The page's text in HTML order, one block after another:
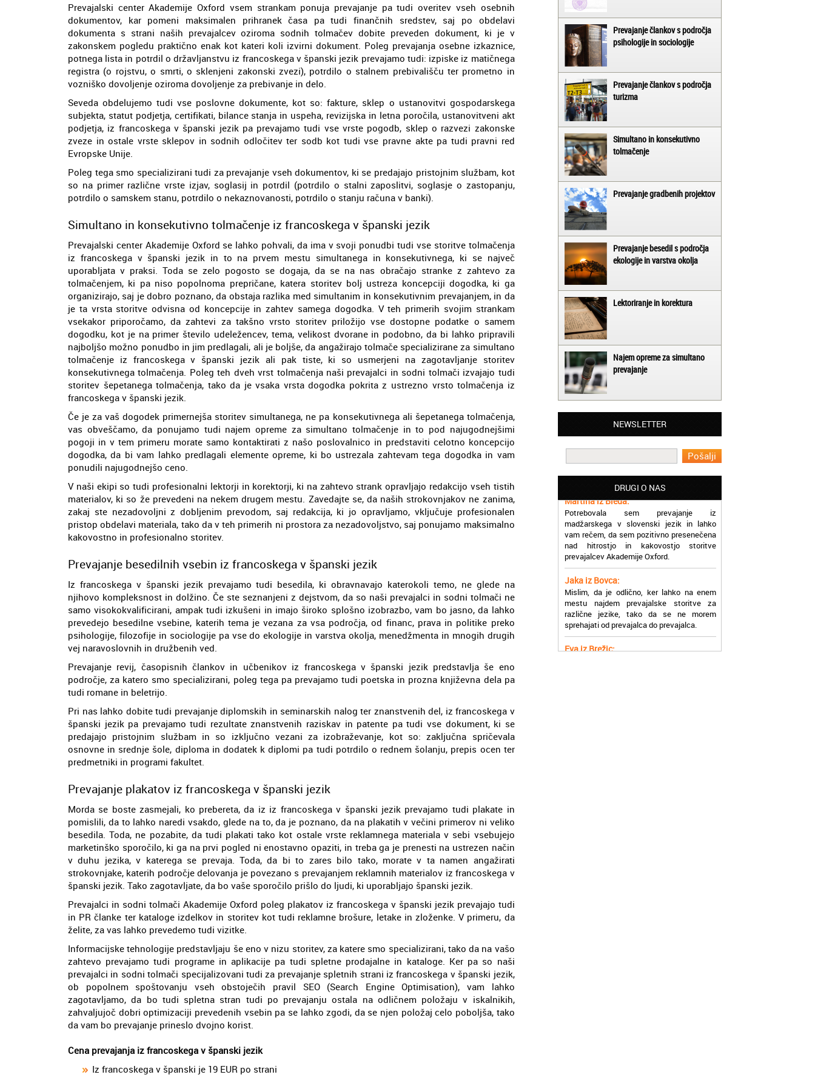
Prevajalski center Akademije Oxford vsem strankam ponuja prevajanje pa tudi overitev vseh osebnih
dokumentov, kar pomeni maksimalen prihranek časa pa tudi finančnih sredstev, saj po obdelavi
dokumenta s strani naših prevajalcev oziroma sodnih tolmačev dobite preveden dokument, ki je v
zakonskem pogledu praktično enak kot kateri koli izvirni dokument. Poleg prevajanja osebne izkaznice,
potnega lista in potrdil o državljanstvu iz francoskega v španski jezik prevajamo tudi: izpiske iz matičnega
registra (o rojstvu, o smrti, o sklenjeni zakonski zvezi), potrdilo o stalnem prebivališču ter prometno in
vozniško dovoljenje oziroma dovoljenje za prebivanje in delo.
Seveda obdelujemo tudi vse poslovne dokumente, kot so: fakture, sklep o ustanovitvi gospodarskega
subjekta, statut podjetja, certifikati, bilance stanja in uspeha, revizijska in letna poročila, ustanovitveni akt
podjetja, iz francoskega v španski jezik pa prevajamo tudi vse vrste pogodb, sklep o razvezi zakonske
zveze in ostale vrste sklepov in sodnih odločitev ter sodb kot tudi vse pravne akte pa tudi pravni red
Evropske Unije.
Poleg tega smo specializirani tudi za prevajanje vseh dokumentov, ki se predajajo pristojnim službam, kot
so na primer različne vrste izjav, soglasij in potrdil (potrdilo o stalni zaposlitvi, soglasje o zastopanju,
potrdilo o samskem stanu, potrdilo o nekaznovanosti, potrdilo o stanju računa v banki).
Simultano in konsekutivno tolmačenje iz francoskega v španski jezik
Prevajalski center Akademije Oxford se lahko pohvali, da ima v svoji ponudbi tudi vse storitve tolmačenja
iz francoskega v španski jezik in to na prvem mestu simultanega in konsekutivnega, ki se največ
uporabljata v praksi. Toda se zelo pogosto se dogaja, da se na nas obračajo stranke z zahtevo za
tolmačenjem, ki pa niso popolnoma prepričane, katera storitev bolj ustreza koncepciji dogodka, ki ga
organizirajo, saj je dobro poznano, da obstaja razlika med simultanim in konsekutivnim prevajanjem, in da
je ta vrsta storitve odvisna od koncepcije in zahtev samega dogodka. V teh primerih svojim strankam
vsekakor priporočamo, da zahtevi za takšno vrsto storitev priložijo vse dostopne podatke o samem
dogodku, kot je na primer število udeležencev, tema, velikost dvorane in podobno, da bi lahko pripravili
najboljšo možno ponudbo in jim predlagali, ali je boljše, da angažirajo tolmače specializirane za simultano
tolmačenje iz francoskega v španski jezik ali pak tiste, ki so usmerjeni na zagotavljanje storitev
konsekutivnega tolmačenja. Poleg teh dveh vrst tolmačenja naši prevajalci in sodni tolmači izvajajo tudi
storitev šepetanega tolmačenja, tako da je vsaka vrsta dogodka pokrita z ustrezno vrsto tolmačenja iz
francoskega v španski jezik.
Če je za vaš dogodek primernejša storitev simultanega, ne pa konsekutivnega ali šepetanega tolmačenja,
vas obveščamo, da ponujamo tudi najem opreme za simultano tolmačenje in to pod najugodnejšimi
pogoji in v tem primeru morate samo kontaktirati z našo poslovalnico in predstaviti celotno koncepcijo
dogodka, da bi vam lahko predlagali elemente opreme, ki bo ustrezala zahtevam tega dogodka in vam
ponudili najugodnejšo ceno.
V naši ekipi so tudi profesionalni lektorji in korektorji, ki na zahtevo strank opravljajo redakcijo vseh tistih
materialov, ki so že prevedeni na nekem drugem mestu. Zavedajte se, da naših strokovnjakov ne zanima,
zakaj ste nezadovoljni z dobljenim prevodom, saj redakcija, ki jo opravljamo, vključuje profesionalen
pristop obdelavi materiala, tako da v teh primerih ni prostora za nezadovoljstvo, saj ponujamo maksimalno
kakovostno in profesionalno storitev.
Prevajanje besedilnih vsebin iz francoskega v španski jezik
Iz francoskega v španski jezik prevajamo tudi besedila, ki obravnavajo katerokoli temo, ne glede na
njihovo kompleksnost in dolžino. Če ste seznanjeni z dejstvom, da so naši prevajalci in sodni tolmači ne
samo visokokvalificirani, ampak tudi izkušeni in imajo široko splošno izobrazbo, vam bo jasno, da lahko
prevedejo besedilne vsebine, katerih tema je vezana za vsa področja, od financ, prava in politike preko
psihologije, filozofije in sociologije pa vse do ekologije in varstva okolja, menedžmenta in mnogih drugih
vej naravoslovnih in družbenih ved.
Prevajanje revij, časopisnih člankov in učbenikov iz francoskega v španski jezik predstavlja še eno
področje, za katero smo specializirani, poleg tega pa prevajamo tudi poetska in prozna književna dela pa
tudi romane in beletrijo.
Pri nas lahko dobite tudi prevajanje diplomskih in seminarskih nalog ter znanstvenih del, iz francoskega v
španski jezik pa prevajamo tudi rezultate znanstvenih raziskav in patente pa tudi vse dokument, ki se
predajajo pristojnim službam in so izključno vezani za izobraževanje, kot so: zaključna spričevala
osnovne in srednje šole, diploma in dodatek k diplomi pa tudi potrdilo o rednem šolanju, prepis ocen ter
predmetniki in programi fakultet.
Prevajanje plakatov iz francoskega v španski jezik
Morda se boste zasmejali, ko prebereta, da iz iz francoskega v španski jezik prevajamo tudi plakate in
pomislili, da to lahko naredi vsakdo, glede na to, da je poznano, da na plakatih v večini primerov ni veliko
besedila. Toda, ne pozabite, da tudi plakati tako kot ostale vrste reklamnega materiala v sebi vsebujejo
marketinško sporočilo, ki ga na prvi pogled ni enostavno opaziti, in treba ga je prenesti na ustrezen način
v duhu jezika, v katerega se prevaja. Toda, da bi to zares bilo tako, morate v ta namen angažirati
strokovnjake, katerih področje delovanja je povezano s prevajanjem reklamnih materialov iz francoskega v
španski jezik. Tako zagotavljate, da bo vaše sporočilo prišlo do ljudi, ki uporabljajo španski jezik.
Prevajalci in sodni tolmači Akademije Oxford poleg plakatov iz francoskega v španski jezik prevajajo tudi
in PR članke ter kataloge izdelkov in storitev kot tudi reklamne brošure, letake in zloženke. V primeru, da
želite, za vas lahko prevedemo tudi vizitke.
Informacijske tehnologije predstavljaju še eno v nizu storitev, za katere smo specializirani, tako da na vašo
zahtevo prevajamo tudi programe in aplikacije pa tudi spletne prodajalne in kataloge. Ker pa so naši
prevajalci in sodni tolmači specijalizovani tudi za prevajanje spletnih strani iz francoskega v španski jezik,
ob popolnem spoštovanju vseh obstoječih pravil SEO (Search Engine Optimisation), vam lahko
zagotavljamo, da bo tudi spletna stran tudi po prevajanju ostala na odličnem položaju v iskalnikih,
zahvaljujoč dobri optimizaciji prevedenih vsebin pa se lahko zgodi, da se njen položaj celo poboljša, tako
da vam bo prevajanje prineslo dvojno korist.
Cena prevajanja iz francoskega v španski jezik
Iz francoskega v španski je 19 EUR po strani
Prevajanje člankov s področja
psihologije in sociologije
Prevajanje člankov s področja
turizma
Simultano in konsekutivno
tolmačenje
Prevajanje gradbenih projektov
Prevajanje besedil s področja
ekologije in varstva okolja
Lektoriranje in korektura
Najem opreme za simultano
prevajanje
NEWSLETTER
DRUGI O NAS
Matjaž iz Ajdovščine:
Lahko pohvalim vse zaposlene v Akademiji
Oxford, ker so resnično profesionalni in
prevajalske storitve opravljajo hitro in
Potrebovala sem prevajanje iz
madžarskega v slovenski jezik in lahko
vam rečem, da sem pozitivno presenečena
nad hitrostjo in kakovostjo storitve
prevajalcev Akademije Oxford.
Jaka iz Bovca:
mestu najdem prevajalske storitve za
različne jezike, tako da se ne morem
sprehajati od prevajalca do prevajalca.
Eva iz Brežic:
jezik, na spletu sem našla Oxford, jih